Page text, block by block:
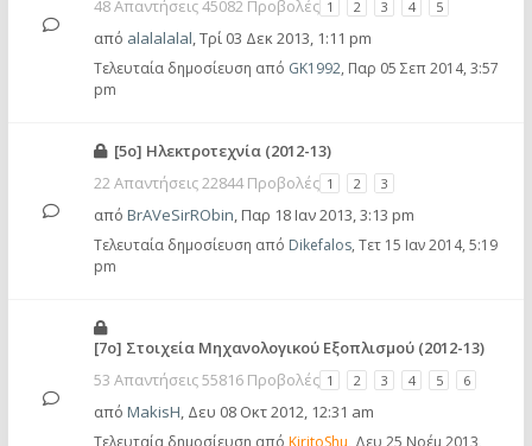
48 Απαντήσεις 45082 Προβολές 1 2 3 4 5
από alalalalal,Τρί 03 Δεκ 2013, 1:11 pm
Τελευταία δημοσίευση από GK1992, Παρ 05 Σεπ 2014, 3:57
pm
[5ο] Ηλεκτροτεχνία (2012-13)
22 Απαντήσεις 22844 Προβολές 1 2 3
από BrAVeSirRObin, Παρ 18 Ιαν 2013, 3:13 pm
Τελευταία δημοσίευση από Dikefalos, Τετ 15 Ιαν 2014, 5:19
pm
[7ο] Στοιχεία Μηχανολογικού Εξοπλισμού (2012-13)
53 Απαντήσεις 55816 Προβολές 1 2 3 4 5 6
από MakisH, Δευ 08 Οκτ 2012, 12:31 am
Τελευταία δημοσίευση από KiritoShu, Δευ 25 Νοέμ 2013,